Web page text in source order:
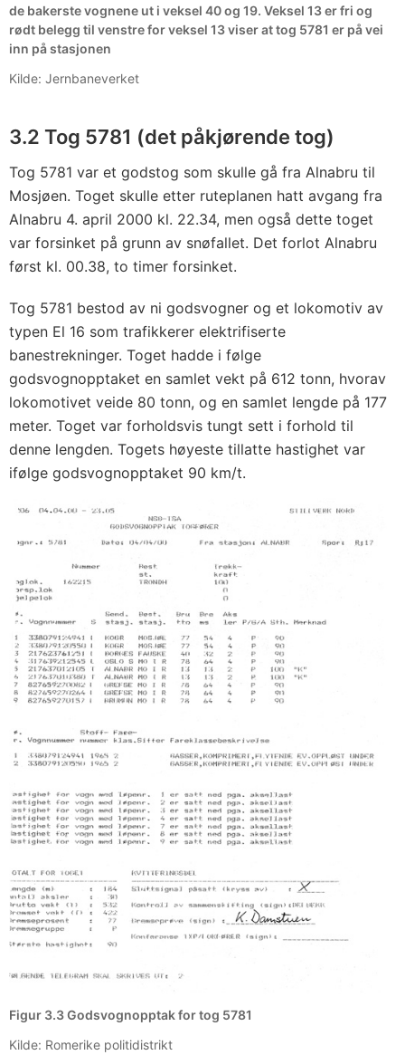
de bakerste vognene ut i veksel 40 og 19. Veksel 13 er fri og
rødt belegg til venstre for veksel 13 viser at tog 5781 er på vei
inn på stasjonen
Kilde: Jernbaneverket
3.2 Tog 5781 (det påkjørende tog)
Tog 5781 var et godstog som skulle gå fra Alnabru til
Mosjøen. Toget skulle etter ruteplanen hatt avgang fra
Alnabru 4. april 2000 kl. 22.34, men også dette toget
var forsinket på grunn av snøfallet. Det forlot Alnabru
først kl. 00.38, to timer forsinket.
Tog 5781 bestod av ni godsvogner og et lokomotiv av
typen El 16 som trafikkerer elektrifiserte
banestrekninger. Toget hadde i følge
godsvognopptaket en samlet vekt på 612 tonn, hvorav
lokomotivet veide 80 tonn, og en samlet lengde på 177
meter. Toget var forholdsvis tungt sett i forhold til
denne lengden. Togets høyeste tillatte hastighet var
ifølge godsvognopptaket 90 km/t.
Figur 3.3 Godsvognopptak for tog 5781
Kilde: Romerike politidistrikt